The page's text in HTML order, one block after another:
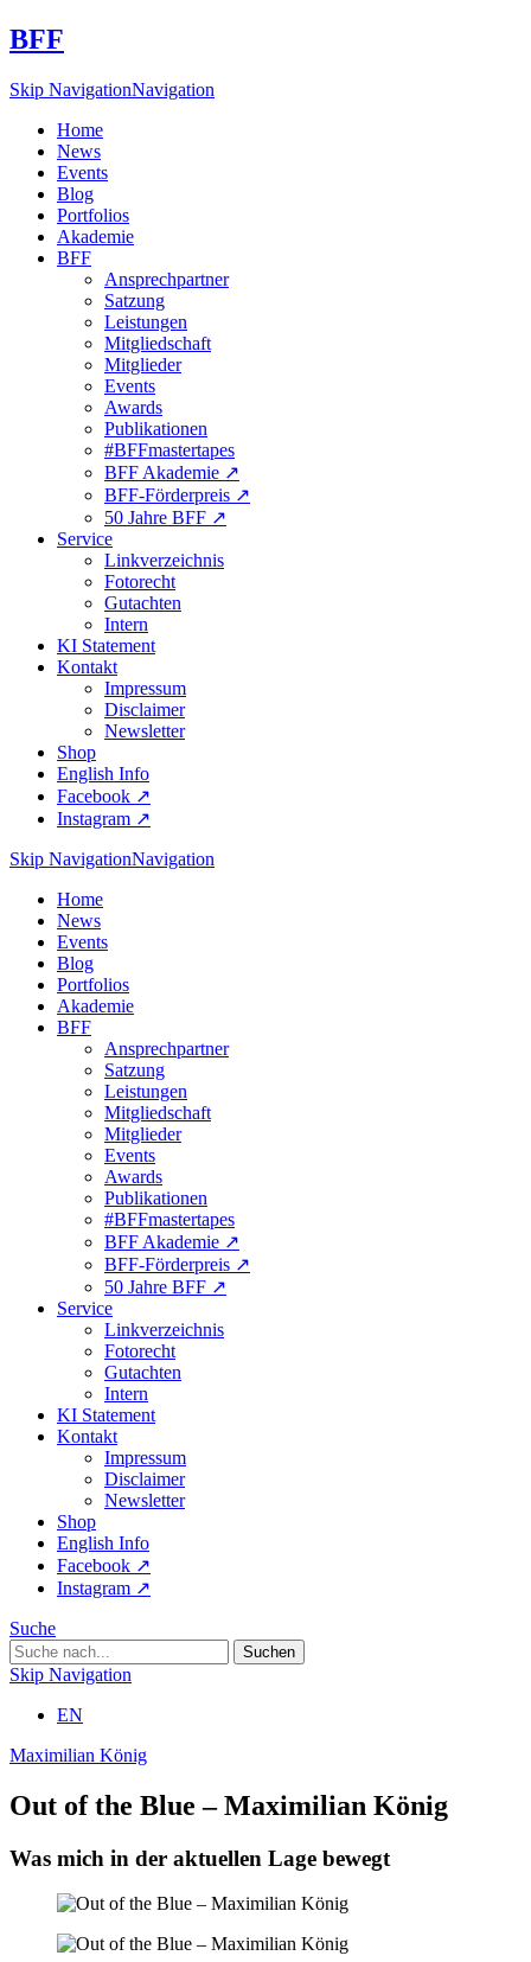
BFF
Skip NavigationNavigation
Home
News
Events
Blog
Portfolios
Akademie
BFF
Ansprechpartner
Satzung
Leistungen
Mitgliedschaft
Mitglieder
Events
Awards
Publikationen
#BFFmastertapes
BFF Akademie ↗︎
BFF-Förderpreis ↗︎
50 Jahre BFF ↗︎
Service
Linkverzeichnis
Fotorecht
Gutachten
Intern
KI Statement
Kontakt
Impressum
Disclaimer
Newsletter
Shop
English Info
Facebook ↗︎
Instagram ↗︎
Skip NavigationNavigation
Home
News
Events
Blog
Portfolios
Akademie
BFF
Ansprechpartner
Satzung
Leistungen
Mitgliedschaft
Mitglieder
Events
Awards
Publikationen
#BFFmastertapes
BFF Akademie ↗︎
BFF-Förderpreis ↗︎
50 Jahre BFF ↗︎
Service
Linkverzeichnis
Fotorecht
Gutachten
Intern
KI Statement
Kontakt
Impressum
Disclaimer
Newsletter
Shop
English Info
Facebook ↗︎
Instagram ↗︎
Suche
Skip Navigation
EN
Maximilian König
Out of the Blue – Maximilian König
Was mich in der aktuellen Lage bewegt